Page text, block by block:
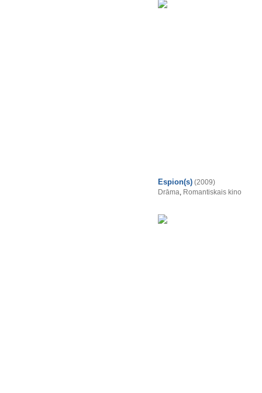
Espion(s) (2009)
Drāma, Romantiskais kino